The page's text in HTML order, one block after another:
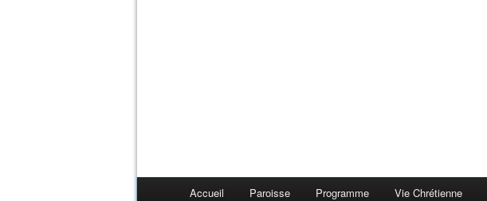
Accueil Paroisse Programme Vie Chrétienne